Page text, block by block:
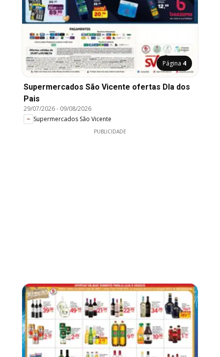
Página 4
Supermercados São Vicente ofertas DIa dos
Pais
29/07/2026- 09/08/2026
Supermercados São Vicente
PUBLICIDADE